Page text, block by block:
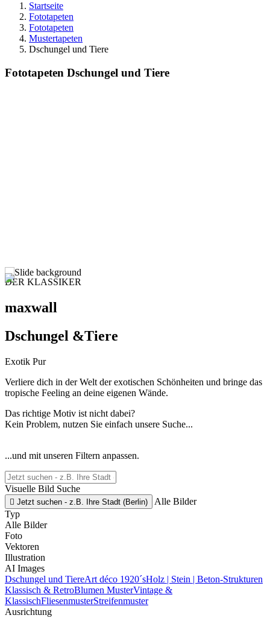
Startseite
Fototapeten
Fototapeten
Mustertapeten
Dschungel und Tiere
Fototapeten Dschungel und Tiere
DER KLASSIKER
maxwall
Dschungel &Tiere
Exotik Pur
Verliere dich in der Welt der exotischen Schönheiten und bringe das
tropische Feeling an deine eigenen Wände.
Das richtige Motiv ist nicht dabei?
Kein Problem, nutzen Sie einfach unsere Suche...
...und mit unseren Filtern anpassen.
Visuelle Bild Suche
 Jetzt suchen - z.B. Ihre Stadt (Berlin)
Alle Bilder
Typ
Alle Bilder
Foto
Vektoren
Illustration
AI Images
Dschungel und TiereArt déco 1920´sHolz | Stein | Beton-Strukturen
Klassisch & RetroBlumen MusterVintage &
KlassischFliesenmusterStreifenmuster
Ausrichtung